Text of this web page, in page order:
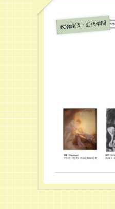
政治経済・近代学問